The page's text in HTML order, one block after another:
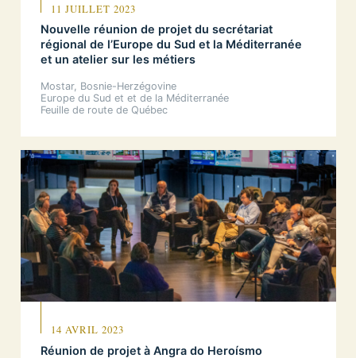
11 JUILLET 2023
Nouvelle réunion de projet du secrétariat
régional de l’Europe du Sud et la Méditerranée
et un atelier sur les métiers
Mostar, Bosnie-Herzégovine
Europe du Sud et et de la Méditerranée
Feuille de route de Québec
14 AVRIL 2023
Réunion de projet à Angra do Heroísmo